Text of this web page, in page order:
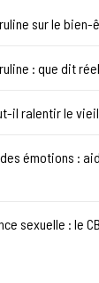
sur le bien-
: que dit
il ralentir le
émotions :
sexuelle : le